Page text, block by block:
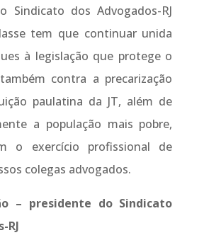
Sindicato dos Advogados-RJ
tem que continuar unida
à legislação que protege o
contra a precarização
paulatina da JT, além de
a população mais pobre,
o exercício profissional de
colegas advogados.
– presidente do Sindicato
RJ